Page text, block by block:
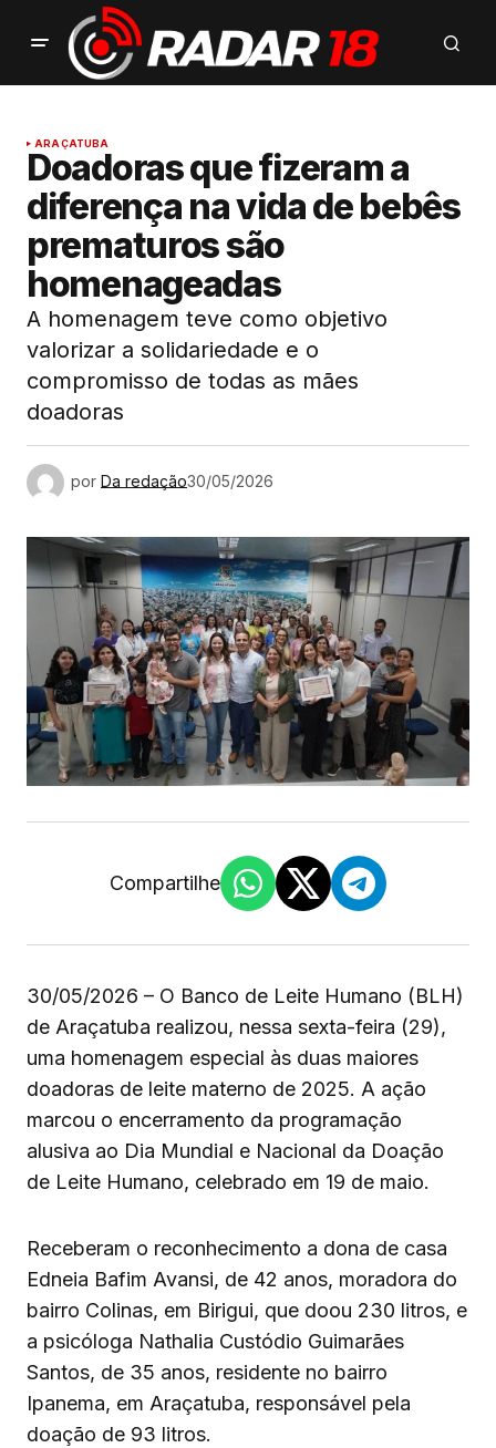
ARAÇATUBA
Doadoras que fizeram a
diferença na vida de bebês
prematuros são
homenageadas
A homenagem teve como objetivo
valorizar a solidariedade e o
compromisso de todas as mães
doadoras
por Da redação30/05/2026
Compartilhe
30/05/2026 – O Banco de Leite Humano (BLH)
de Araçatuba realizou, nessa sexta-feira (29),
uma homenagem especial às duas maiores
doadoras de leite materno de 2025. A ação
marcou o encerramento da programação
alusiva ao Dia Mundial e Nacional da Doação
de Leite Humano, celebrado em 19 de maio.
Receberam o reconhecimento a dona de casa
Edneia Bafim Avansi, de 42 anos, moradora do
bairro Colinas, em Birigui, que doou 230 litros, e
a psicóloga Nathalia Custódio Guimarães
Santos, de 35 anos, residente no bairro
Ipanema, em Araçatuba, responsável pela
doação de 93 litros.